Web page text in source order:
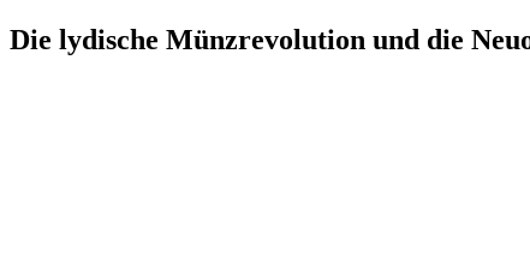
Die lydische Münzrevolution und die